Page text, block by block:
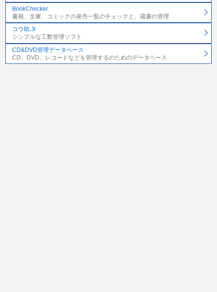
BookChecker
書籍、文庫、コミックの発売一覧のチェックと、蔵書の管理
コウ助.Jr
シンプルな工数管理ソフト
CD&DVD管理データベース
CD、DVD、レコードなどを管理するのためのデータベース